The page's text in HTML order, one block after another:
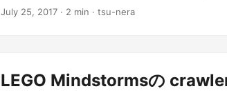
July 25, 2017 · 2 min · tsu-nera
LEGO Mindstormsの